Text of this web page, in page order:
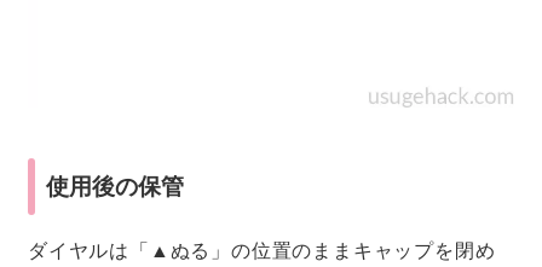
使用後の保管
ダイヤルは「▲ぬる」の位置のままキャップを閉め